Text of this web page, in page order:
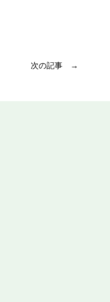
次の記事